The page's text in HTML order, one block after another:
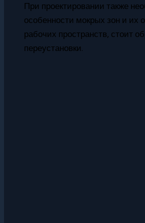
При проектировании также
особенности мокрых зон и их
рабочих пространств, стоит
переустановки.